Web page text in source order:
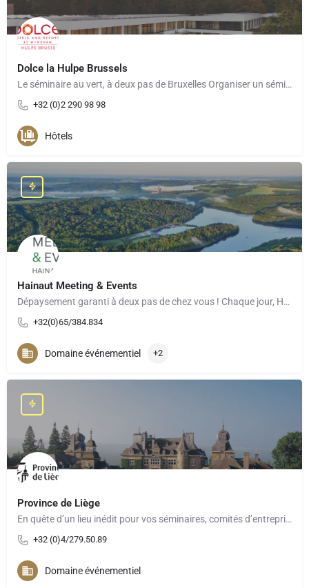
Dolce la Hulpe Brussels
Le séminaire au vert, à deux pas de Bruxelles Organiser un séminaire au Dolce La Hulpe Brussels, c’est…
+32 (0)2 290 98 98
Hôtels
Hainaut Meeting & Events
Dépaysement garanti à deux pas de chez vous ! Chaque jour, Hainaut Meetings & Events, le convention…
+32(0)65/384.834
Domaine événementiel +2
Province de Liège
En quête d’un lieu inédit pour vos séminaires, comités d’entreprise, teambuilding ou événements à moins de 2h…
+32 (0)4/279.50.89
Domaine événementiel